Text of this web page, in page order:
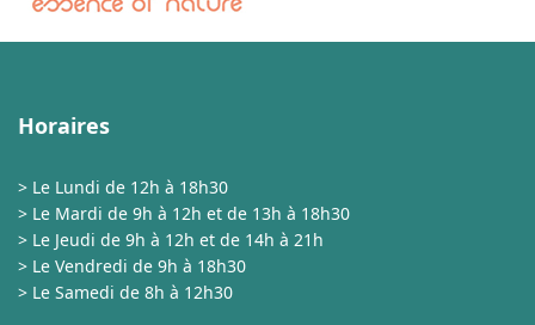
Horaires
> Le Lundi de 12h à 18h30
> Le Mardi de 9h à 12h et de 13h à 18h30
> Le Jeudi de 9h à 12h et de 14h à 21h
> Le Vendredi de 9h à 18h30
> Le Samedi de 8h à 12h30